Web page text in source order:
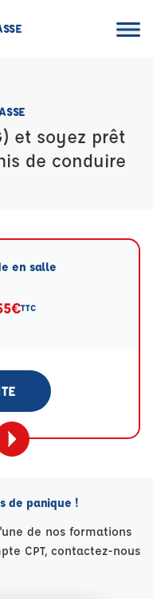
et soyez prêt
de conduire
en salle
TTC
de panique !
de nos formations
CPT, contactez-nous